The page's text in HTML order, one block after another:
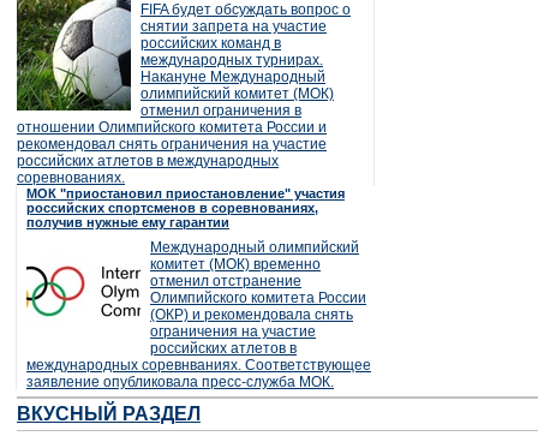
FIFA будет обсуждать вопрос о
снятии запрета на участие
российских команд в
международных турнирах.
Накануне Международный
олимпийский комитет (МОК)
отменил ограничения в
отношении Олимпийского комитета России и
рекомендовал снять ограничения на участие
российских атлетов в международных
соревнованиях.
МОК "приостановил приостановление" участия
российских спортсменов в соревнованиях,
получив нужные ему гарантии
Международный олимпийский
комитет (МОК) временно
отменил отстранение
Олимпийского комитета России
(ОКР) и рекомендовала снять
ограничения на участие
российских атлетов в
международных соревнваниях. Соответствующее
заявление опубликовала пресс-служба МОК.
ВКУСНЫЙ РАЗДЕЛ